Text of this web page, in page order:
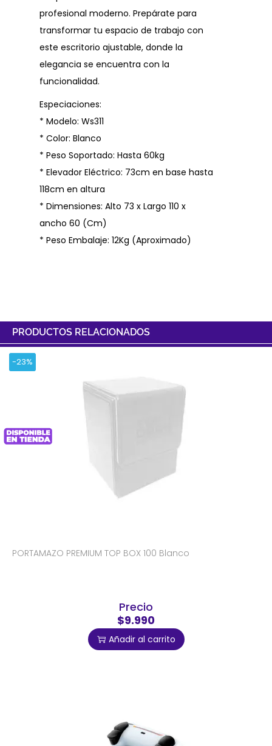
profesional moderno. Prepárate para
transformar tu espacio de trabajo con
este escritorio ajustable, donde la
elegancia se encuentra con la
funcionalidad.
Especiaciones:
* Modelo: Ws311
* Color: Blanco
* Peso Soportado: Hasta 60kg
* Elevador Eléctrico: 73cm en base hasta
118cm en altura
* Dimensiones: Alto 73 x Largo 110 x
ancho 60 (Cm)
* Peso Embalaje: 12Kg (Aproximado)
PRODUCTOS RELACIONADOS
-23%
PORTAMAZO PREMIUM TOP BOX 100 Blanco
Precio
$9.990
Añadir al carrito